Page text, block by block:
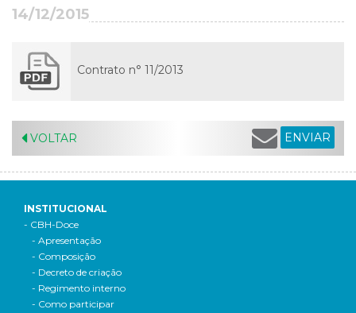
14/12/2015
Contrato n° 11/2013
VOLTAR ENVIAR
INSTITUCIONAL
- CBH-Doce
- Apresentação
- Composição
- Decreto de criação
- Regimento interno
- Como participar